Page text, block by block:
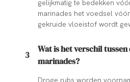
gelijkmatig te bedekken
marinades het voedsel
gekruide vloeistof wordt
3
Wat is het verschil
marinades?
Droge rubs worden